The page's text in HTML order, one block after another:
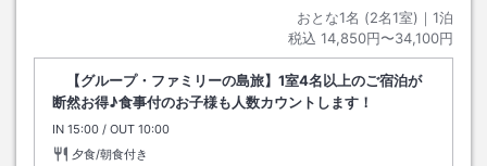
おとな1名 (2名1室)｜ 1泊
税込 14,850円〜34,100円
【グループ・ファミリーの島旅】1室4名以上のご宿泊が
断然お得♪食事付のお子様も人数カウントします！
IN チェックイン
15:00 / OUT チェックアウト
10:00
夕食/朝食付き